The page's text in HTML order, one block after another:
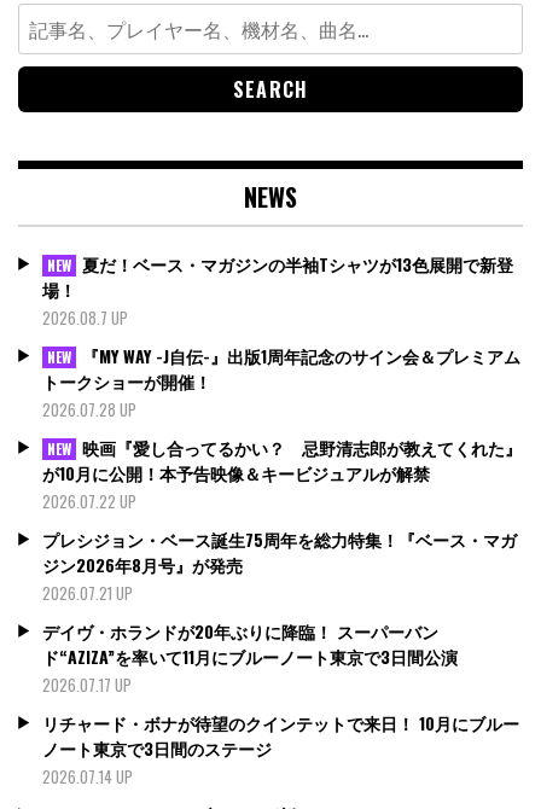
Search
for:
NEWS
NEW 夏だ！ベース・マガジンの半袖Tシャツが13色展開で新登
場！
2026.08.7 UP
NEW
『MY WAY -J自伝-』出版1周年記念のサイン会＆プレミアム
トークショーが開催！
2026.07.28 UP
NEW 映画『愛し合ってるかい？ 忌野清志郎が教えてくれた』
が10月に公開！本予告映像＆キービジュアルが解禁
2026.07.22 UP
プレシジョン・ベース誕生75周年を総力特集！『ベース・マガ
ジン2026年8月号』が発売
2026.07.21 UP
デイヴ・ホランドが20年ぶりに降臨！ スーパーバン
ド“AZIZA”を率いて11月にブルーノート東京で3日間公演
2026.07.17 UP
リチャード・ボナが待望のクインテットで来日！ 10月にブルー
ノート東京で3日間のステージ
2026.07.14 UP